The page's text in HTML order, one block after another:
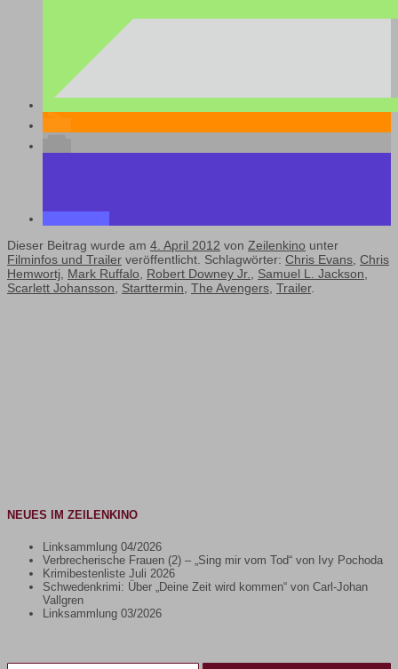
Dieser Beitrag wurde am 4. April 2012 von Zeilenkino unter
Filminfos und Trailer veröffentlicht. Schlagwörter: Chris Evans, Chris
Hemwortj, Mark Ruffalo, Robert Downey Jr., Samuel L. Jackson,
Scarlett Johansson, Starttermin, The Avengers, Trailer.
NEUES IM ZEILENKINO
Linksammlung 04/2026
Verbrecherische Frauen (2) – „Sing mir vom Tod“ von Ivy Pochoda
Krimibestenliste Juli 2026
Schwedenkrimi: Über „Deine Zeit wird kommen“ von Carl-Johan
Vallgren
Linksammlung 03/2026
Gib deine E-Mail-Adresse ein ...